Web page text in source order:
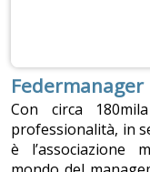
Federmanager
Con circa
professionalità, in
è l’associazione